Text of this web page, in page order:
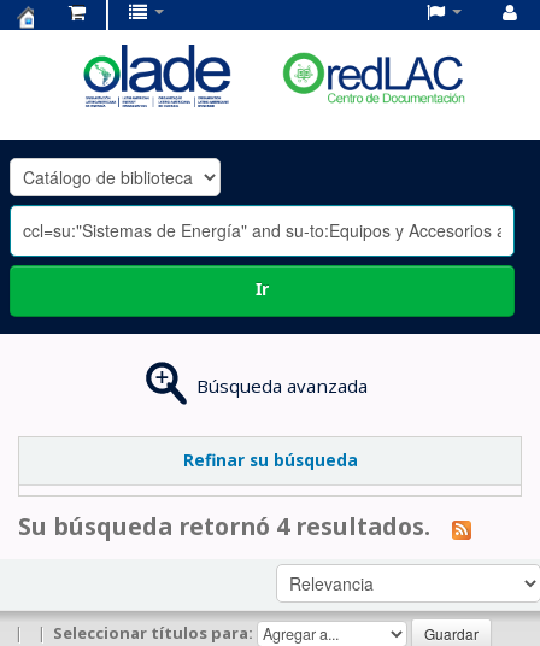
OLADE
-
Ir
Búsqueda avanzada
Refinar su búsqueda
Su búsqueda retornó 4 resultados.
| | Seleccionar títulos para: